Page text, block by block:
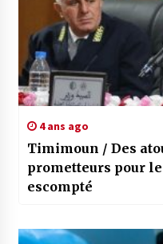
4 ans ago
Timimoun / Des
prometteurs pour
escompté